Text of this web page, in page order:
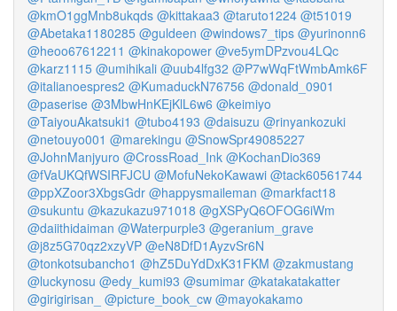
@kmO1ggMnb8ukqds @kittakaa3 @taruto1224 @t51019
@Abetaka1180285 @guldeen @windows7_tips @yurinonn6
@heoo67612211 @kinakopower @ve5ymDPzvou4LQc
@karz1115 @umihikali @uub4lfg32 @P7wWqFtWmbAmk6F
@italianoespres2 @KumaduckN76756 @donald_0901
@paserise @3MbwHnKEjKlL6w6 @keimiyo
@TaiyouAkatsuki1 @tubo4193 @daisuzu @rinyankozuki
@netouyo001 @marekingu @SnowSpr49085227
@JohnManjyuro @CrossRoad_Ink @KochanDio369
@fVaUKQfWSIRFJCU @MofuNekoKawawi @tack60561744
@ppXZoor3XbgsGdr @happysmaileman @markfact18
@sukuntu @kazukazu971018 @gXSPyQ6OFOG6iWm
@daiithidaiman @Waterpurple3 @geranium_grave
@j8z5G70qz2xzyVP @eN8DfD1AyzvSr6N
@tonkotsubancho1 @hZ5DuYdDxK31FKM @zakmustang
@luckynosu @edy_kumi93 @sumimar @katakatakatter
@girigirisan_
@picture_book_cw @mayokakamo